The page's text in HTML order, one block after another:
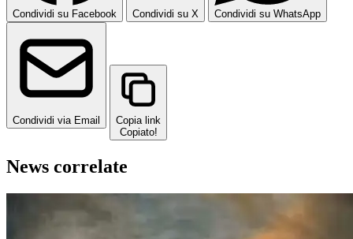
Condividi su Facebook Condividi su X Condividi su WhatsApp
Condividi via Email
Copia link
Copiato!
News correlate